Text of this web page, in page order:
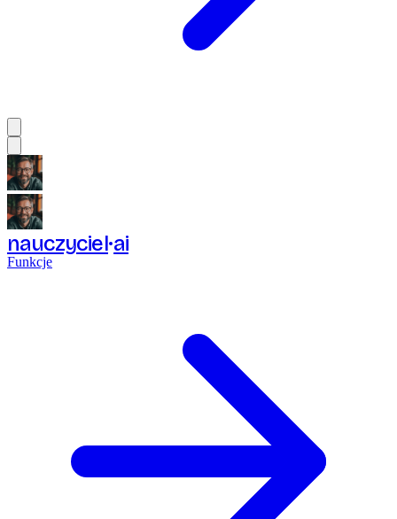
nauczyciel ai
Funkcje